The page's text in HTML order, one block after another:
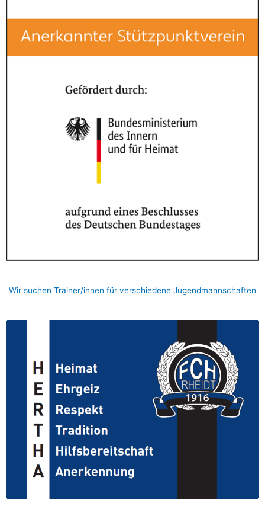
Wir suchen Trainer/innen für verschiedene Jugendmannschaften